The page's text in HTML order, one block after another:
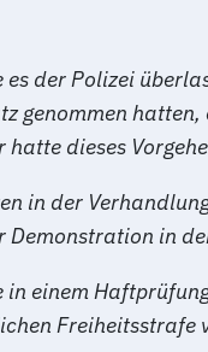
der Polizei
genommen
dieses
in der
Demonstration in
in einem